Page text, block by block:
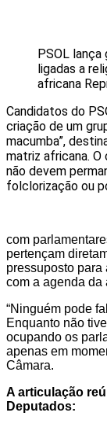
PSOL lança
ligadas a
africana
Candidatos do
criação de um
macumba”,
matriz africana.
não devem
folclorização ou
com
pertençam
pressuposto
com a agenda da
“Ninguém pode
Enquanto não
ocupando os
apenas em
Câmara.
A articulação
Deputados: